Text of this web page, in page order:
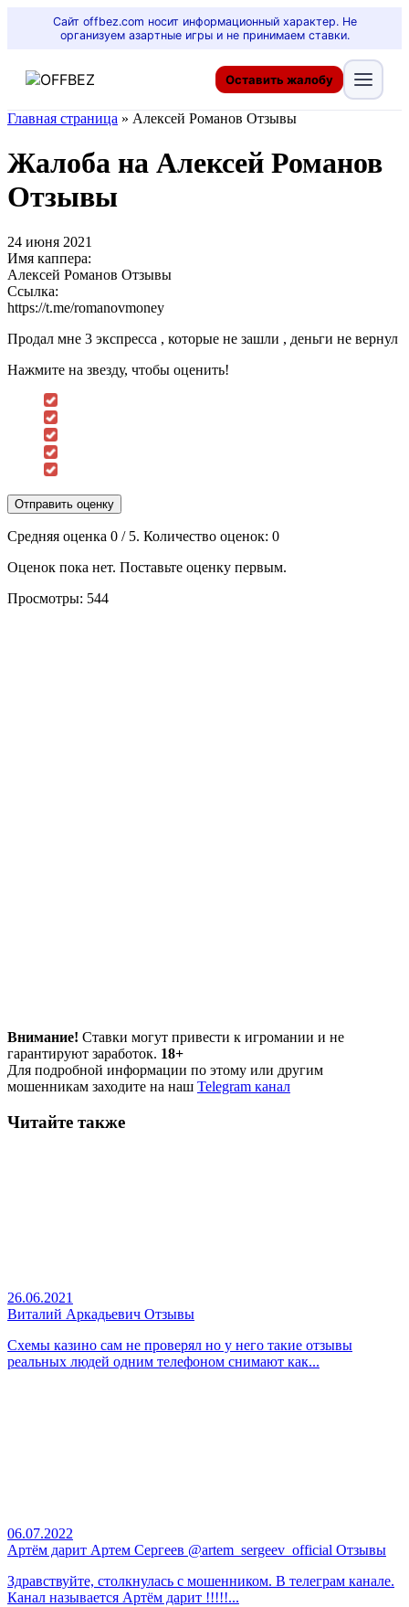
Сайт offbez.com носит информационный характер. Не
организуем азартные игры и не принимаем ставки.
Оставить жалобу
Главная страница » Алексей Романов Отзывы
Жалоба на Алексей Романов
Отзывы
24 июня 2021
Имя каппера:
Алексей Романов Отзывы
Ссылка:
https://t.me/romanovmoney
Продал мне 3 экспресса , которые не зашли , деньги не вернул
Нажмите на звезду, чтобы оценить!
Отправить оценку
Средняя оценка 0 / 5. Количество оценок: 0
Оценок пока нет. Поставьте оценку первым.
Просмотры: 544
Внимание! Ставки могут привести к игромании и не
гарантируют заработок. 18+
Для подробной информации по этому или другим
мошенникам заходите на наш Telegram канал
Читайте также
26.06.2021
Виталий Аркадьевич Отзывы
Схемы казино сам не проверял но у него такие отзывы
реальных людей одним телефоном снимают как...
06.07.2022
Артём дарит Артем Сергеев @artem_sergeev_official Отзывы
Здравствуйте, столкнулась с мошенником. В телеграм канале.
Канал называется Артём дарит !!!!!...